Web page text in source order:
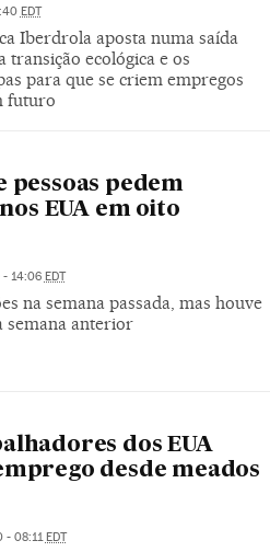
EDT
Iberdrola aposta numa saída
transição ecológica e os
para que se criem empregos
futuro
pessoas pedem
EUA em oito
- 14:06 EDT
na semana passada, mas houve
semana anterior
dos EUA
desde meados
- 08:11EDT